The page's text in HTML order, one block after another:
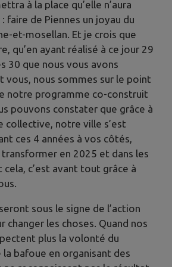
à la place qu’elle n’aura
faire de Piennes un joyau du
et-mosellan. Et je crois que
qu’en ayant réalisé à ce jour 29
30 que nous vous avons
vous, nous sommes sur le point
notre programme co-construit
pouvons constater que grâce à
collective, notre ville s’est
ces 4 années à vos côtés,
en 2025 et dans les
cela, c’est avant tout grâce à
sous le signe de l’action
changer les choses. Quand nos
plus la volonté du
la bafoue en organisant des